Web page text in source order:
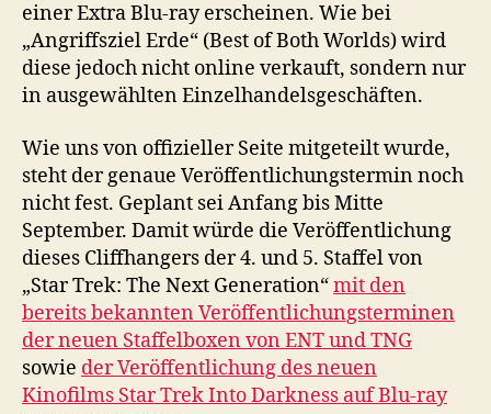
einer Extra Blu-ray erscheinen. Wie bei
„Angriffsziel Erde“ (Best of Both Worlds) wird
diese jedoch nicht online verkauft, sondern nur
in ausgewählten Einzelhandelsgeschäften.
Wie uns von offizieller Seite mitgeteilt wurde,
steht der genaue Veröffentlichungstermin noch
nicht fest. Geplant sei Anfang bis Mitte
September. Damit würde die Veröffentlichung
dieses Cliffhangers der 4. und 5. Staffel von
„Star Trek: The Next Generation“mit den
bereits bekannten Veröffentlichungsterminen
der neuen Staffelboxen von ENT und TNG
sowie der Veröffentlichung des neuen
Kinofilms Star Trek Into Darkness auf Blu-ray